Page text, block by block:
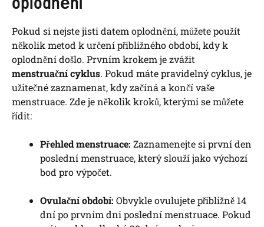
Pokud si nejste jisti datem oplodnění, můžete použít
několik metod k určení přibližného období, kdy k
oplodnění došlo. Prvním krokem je zvážit
menstruační cyklus. Pokud máte pravidelný cyklus, je
užitečné zaznamenat, kdy začíná a končí vaše
menstruace. Zde je několik kroků, kterými se můžete
řídit:
Přehled menstruace: Zaznamenejte si první den
poslední menstruace, který slouží jako výchozí
bod pro výpočet.
Ovulační období: Obvykle ovulujete přibližně 14
dní po prvním dni poslední menstruace. Pokud